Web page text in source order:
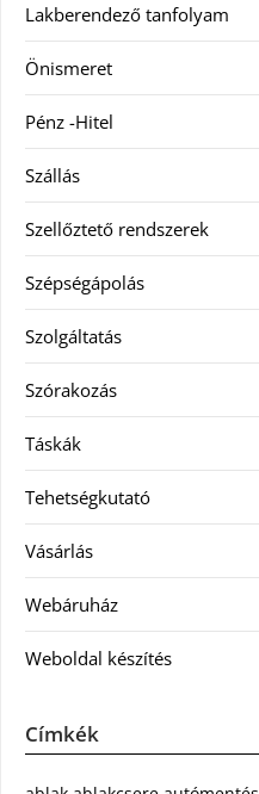
Lakberendező tanfolyam
Önismeret
Pénz -Hitel
Szállás
Szellőztető rendszerek
Szépségápolás
Szolgáltatás
Szórakozás
Táskák
Tehetségkutató
Vásárlás
Webáruház
Weboldal készítés
Címkék